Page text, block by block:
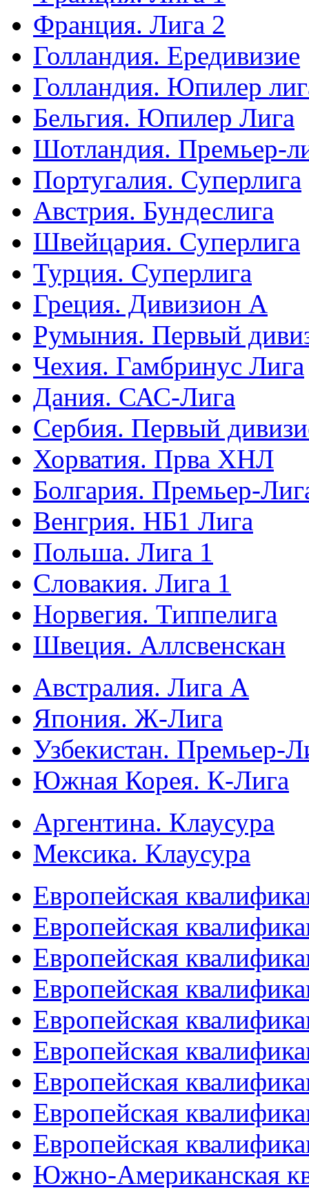
Франция. Лига 2
Голландия. Ередивизие
Голландия. Юпилер
Бельгия. Юпилер Лига
Шотландия. Премьер-
Португалия. Суперлига
Австрия. Бундеслига
Швейцария. Суперлига
Турция. Суперлига
Греция. Дивизион А
Румыния. Первый
Чехия. Гамбринус Лига
Дания. САС-Лига
Сербия. Первый
Хорватия. Прва ХНЛ
Болгария. Премьер-
Венгрия. НБ1 Лига
Польша. Лига 1
Словакия. Лига 1
Норвегия. Типпелига
Швеция. Аллсвенскан
Австралия. Лига А
Япония. Ж-Лига
Узбекистан. Премьер-
Южная Корея. К-Лига
Аргентина. Клаусура
Мексика. Клаусура
Европейская
Европейская
Европейская
Европейская
Европейская
Европейская
Европейская
Европейская
Европейская
Южно-Американская